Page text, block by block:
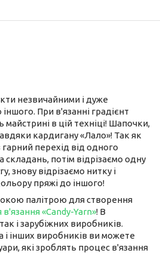
незвичайними і дуже
При в'язанні градієнт
в цій техніці! Шапочки,
кардигану «Лало»! Так як
перехід від одного
потім відрізаємо одну
знову відрізаємо нитку і
пряжі до іншого!
палітрою для створення
в'язання «Candy-Yarn»! В
і зарубіжних виробників.
і інших виробників ви можете
які зроблять процес в'язання